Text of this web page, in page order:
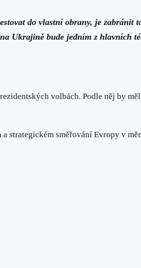
do vlastní obrany, je zabránit
Ukrajině bude jedním z hlavních
volbách. Podle něj by
strategickém směřování Evropy v